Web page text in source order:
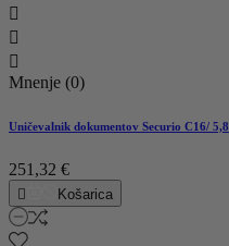



Mnenje (0)
Uničevalnik dokumentov Securio C16/ 5,8
251,32 €
 Košarica